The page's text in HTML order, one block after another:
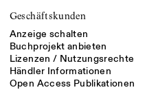
Geschäftskunden
Anzeige schalten
Buchprojekt anbieten
Lizenzen / Nutzungsrechte
Händler Informationen
Open Access Publikationen